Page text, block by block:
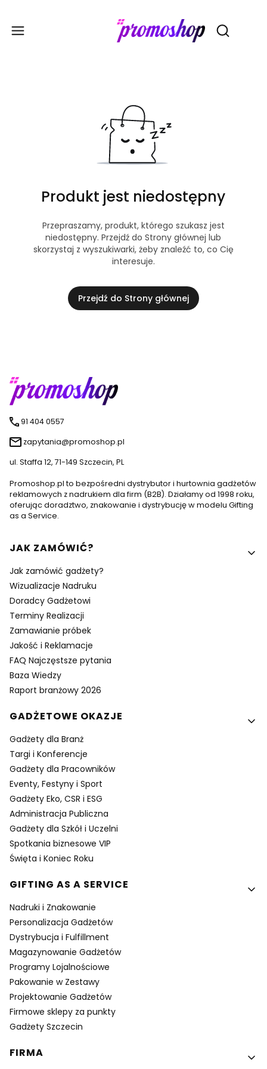
Otwórz
Produkt jest niedostępny
Przepraszamy, produkt, którego szukasz jest
niedostępny. Przejdź do Strony głównej lub
skorzystaj z wyszukiwarki, żeby znaleźć to, co Cię
interesuje.
Przejdź do Strony głównej
91 404 0557
zapytania@promoshop.pl
ul. Staffa 12, 71-149 Szczecin, PL
Promoshop.pl to bezpośredni dystrybutor i hurtownia gadżetów
reklamowych z nadrukiem dla firm (B2B). Działamy od 1998 roku,
oferując doradztwo, znakowanie i dystrybucję w modelu Gifting
as a Service.
Linki w stopce
JAK ZAMÓWIĆ?
Jak zamówić gadżety?
Wizualizacje Nadruku
Doradcy Gadżetowi
Terminy Realizacji
Zamawianie próbek
Jakość i Reklamacje
FAQ Najczęstsze pytania
Baza Wiedzy
Raport branżowy 2026
GADŻETOWE OKAZJE
Gadżety dla Branż
Targi i Konferencje
Gadżety dla Pracowników
Eventy, Festyny i Sport
Gadżety Eko, CSR i ESG
Administracja Publiczna
Gadżety dla Szkół i Uczelni
Spotkania biznesowe VIP
Święta i Koniec Roku
GIFTING AS A SERVICE
Nadruki i Znakowanie
Personalizacja Gadżetów
Dystrybucja i Fulfillment
Magazynowanie Gadżetów
Programy Lojalnościowe
Pakowanie w Zestawy
Projektowanie Gadżetów
Firmowe sklepy za punkty
Gadżety Szczecin
FIRMA